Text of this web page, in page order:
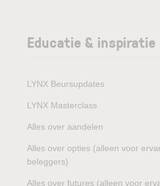
Educatie & inspiratie
LYNX Beursupdates
LYNX Masterclass
Alles over aandelen
Alles over opties (alleen voor
beleggers)
Alles over futures (alleen voor